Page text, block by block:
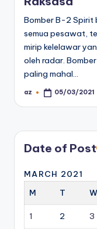
Bomber B-2
semua pesawat,
mirip kelelawar
oleh radar.
paling mahal…
Posted
az 05/03/2021
Date of Post
MARCH 2021
M
T W
1 2 3